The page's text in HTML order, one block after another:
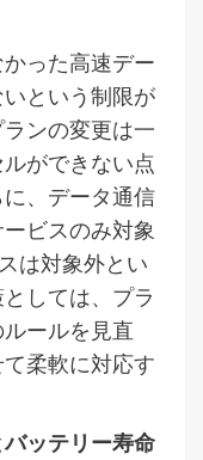
った高速デー
という制限が
ンの変更は一
ができない点
、データ通信
ビスのみ対象
は対象外とい
しては、プラ
ールを見直
柔軟に対応す
バッテリー寿命